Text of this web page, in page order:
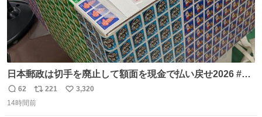
日本郵政は切手を廃止して額面を現金で払い戻せ2026 #日
本郵政 @JapanPostHD_PR
返
信
62
リ
ポ
221
い
3,320
14時間前